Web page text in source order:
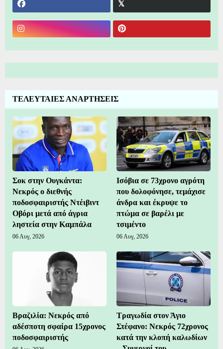
ΤΕΛΕΥΤΑΙΕΣ ΑΝΑΡΤΗΣΕΙΣ
Σοκ στην Ουγκάντα:
Νεκρός ο διεθνής
ποδοσφαιριστής Ντέιβιντ
Οβόρι μετά από άγρια
ληστεία στην Καμπάλα
06 Αυγ, 2026
Ισόβια σε 73χρονο αγρότη
που δολοφόνησε, τεμάχισε
άνδρα και έκρυψε το
πτώμα σε βαρέλι με
τσιμέντο
06 Αυγ, 2026
Βραζιλία: Νεκρός από
αδέσποτη σφαίρα 15χρονος
ποδοσφαιριστής
Τραγωδία στον Άγιο
Στέφανο: Νεκρός 72χρονος
κατά την κλοπή καλωδίων